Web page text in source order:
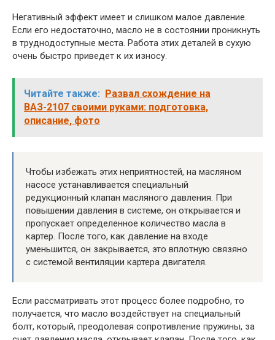
Негативный эффект имеет и слишком малое давление.
Если его недостаточно, масло не в состоянии проникнуть
в труднодоступные места. Работа этих деталей в сухую
очень быстро приведет к их износу.
Читайте также: Развал схождение на
ВАЗ-2107 своими руками: подготовка,
описание, фото
Чтобы избежать этих неприятностей, на масляном
насосе устанавливается специальный
редукционный клапан масляного давления. При
повышении давления в системе, он открывается и
пропускает определенное количество масла в
картер. После того, как давление на входе
уменьшится, он закрывается, это вплотную связяно
с системой вентиляции картера двигателя.
Если рассматривать этот процесс более подробно, то
получается, что масло воздействует на специальный
болт, который, преодолевая сопротивление пружины, за